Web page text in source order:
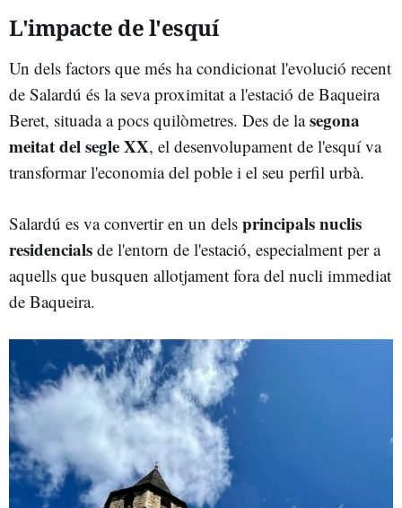
L'impacte de l'esquí
Un dels factors que més ha condicionat l'evolució recent
de Salardú és la seva proximitat a l'estació de Baqueira
Beret, situada a pocs quilòmetres. Des de lasegona
meitat del segle XX, el desenvolupament de l'esquí va
transformar l'economia del poble i el seu perfil urbà.
Salardú es va convertir en un dels principals nuclis
residencials de l'entorn de l'estació, especialment per a
aquells que busquen allotjament fora del nucli immediat
de Baqueira.